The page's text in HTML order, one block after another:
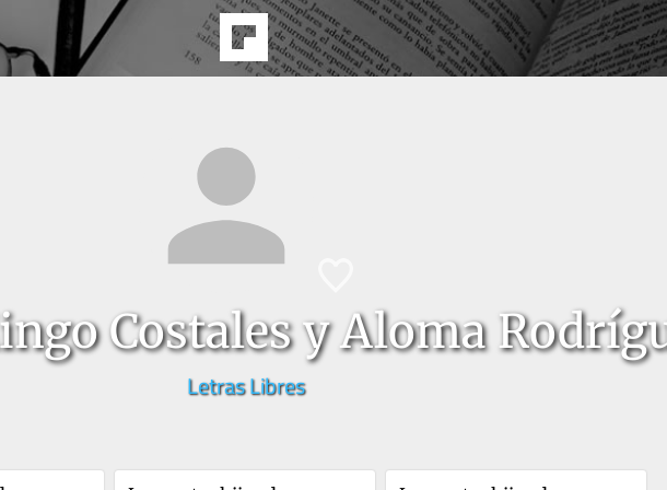
Costales y Aloma
Letras Libres